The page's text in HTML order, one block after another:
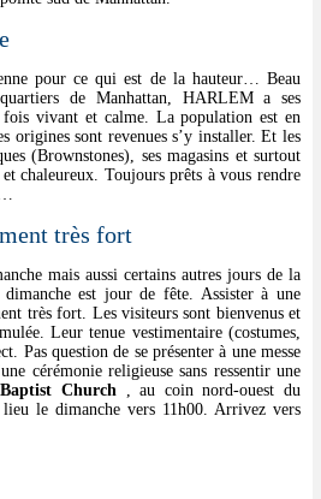
pour ce qui est de la hauteur… Beau
de Manhattan, HARLEM a ses
vivant et calme. La population est en
origines sont revenues s’y installer. Et les
(Brownstones), ses magasins et surtout
chaleureux. Toujours prêts à vous rendre
très fort
mais aussi certains autres jours de la
est jour de fête. Assister à une
très fort. Les visiteurs sont bienvenus et
Leur tenue vestimentaire (costumes,
Pas question de se présenter à une messe
cérémonie religieuse sans ressentir une
Church, au coin nord-ouest du
le dimanche vers 11h00. Arrivez vers